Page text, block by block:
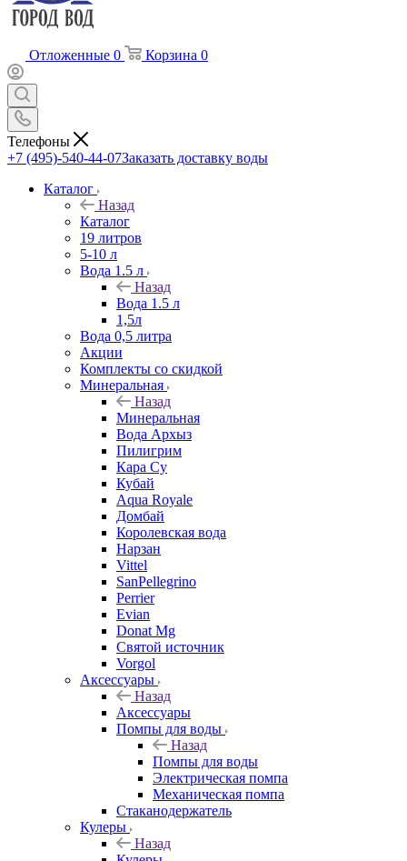
Отложенные 0 Корзина 0
Телефоны
+7 (495)-540-44-07Заказать доставку воды
Каталог
Назад
Каталог
19 литров
5-10 л
Вода 1.5 л
Назад
Вода 1.5 л
1,5л
Вода 0,5 литра
Акции
Комплекты со скидкой
Минеральная
Назад
Минеральная
Вода Архыз
Пилигрим
Кара Су
Кубай
Aqua Royale
Домбай
Королевская вода
Нарзан
Vittel
SanPellegrino
Perrier
Evian
Donat Mg
Святой источник
Vorgol
Аксессуары
Назад
Аксессуары
Помпы для воды
Назад
Помпы для воды
Электрическая помпа
Механическая помпа
Стаканодержатель
Кулеры
Назад